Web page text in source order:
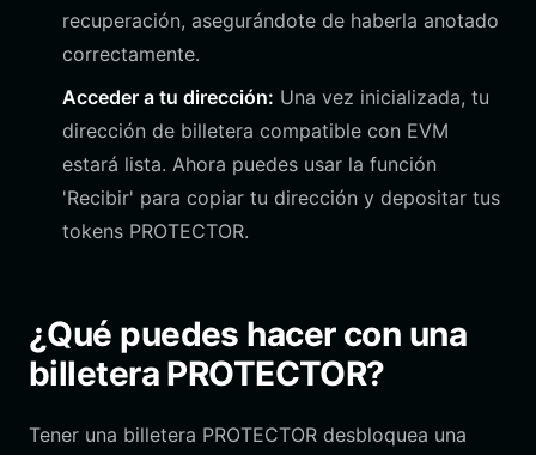
recuperación, asegurándote de haberla anotado
correctamente.
Acceder a tu dirección: Una vez inicializada, tu
dirección de billetera compatible con EVM
estará lista. Ahora puedes usar la función
'Recibir' para copiar tu dirección y depositar tus
tokens PROTECTOR.
¿Qué puedes hacer con una
billetera PROTECTOR?
Tener una billetera PROTECTOR desbloquea una